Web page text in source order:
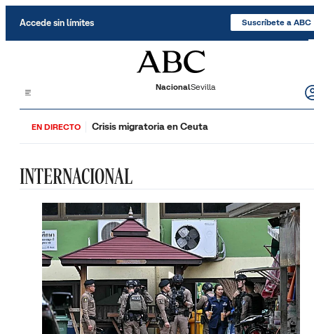
Accede sin límites Suscríbete a ABC
NacionalSevilla
EN DIRECTO Crisis migratoria en Ceuta
INTERNACIONAL